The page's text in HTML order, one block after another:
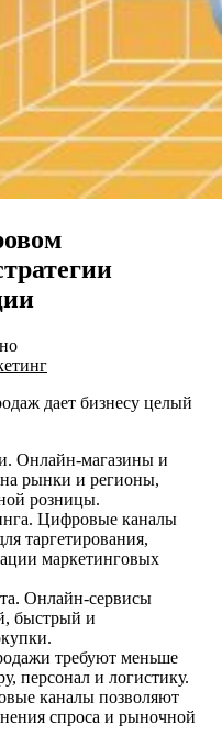
дает бизнесу целый
Онлайн-магазины и
рынки и регионы,
розницы.
Цифровые каналы
таргетирования,
маркетинговых
Онлайн-сервисы
быстрый и
требуют меньше
персонал и логистику.
каналы позволяют
спроса и рыночной